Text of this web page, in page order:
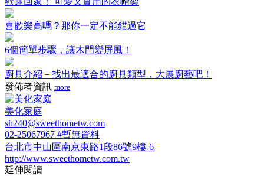
喜歡樂高嗎？那你一定不能錯過它
6個簡單步驟，讓木門變屏風！
廚具介紹－找出最適合的廚具類型，大展廚藝吧！
發佈者資訊 more
美化家庭
sh240@sweethometw.com
02-25067967 #暫無資料
台北市中山區南京東路1段86號9樓-6
http://www.sweethometw.com.tw
延伸閱讀